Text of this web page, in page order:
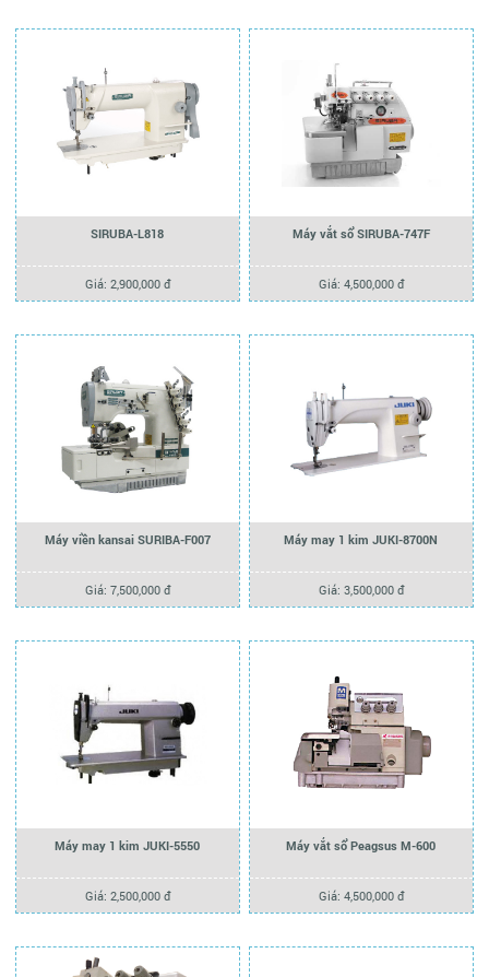
SIRUBA-L818
Giá: 2,900,000 đ
Máy vắt sổ SIRUBA-747F
Giá: 4,500,000 đ
Máy viền kansai SURIBA-F007
Giá: 7,500,000 đ
Máy may 1 kim JUKI-8700N
Giá: 3,500,000 đ
Máy may 1 kim JUKI-5550
Giá: 2,500,000 đ
Máy vắt sổ Peagsus M-600
Giá: 4,500,000 đ